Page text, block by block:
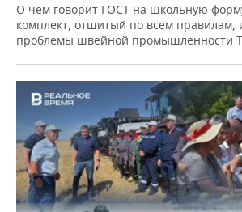
О чем говорит ГОСТ на школьную
комплект, отшитый по всем правилам,
проблемы швейной промышленности